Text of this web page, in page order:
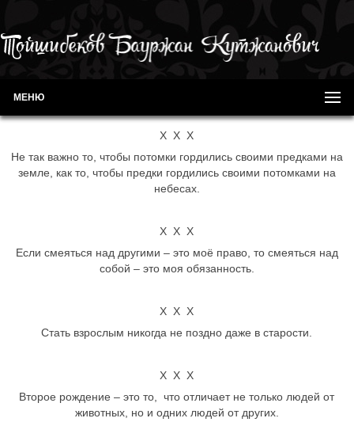
МЕНЮ
Х Х Х
Не так важно то, чтобы потомки гордились своими предками на
земле, как то, чтобы предки гордились своими потомками на
небесах.
Х Х Х
Если смеяться над другими – это моё право, то смеяться над
собой – это моя обязанность.
Х Х Х
Стать взрослым никогда не поздно даже в старости.
Х Х Х
Второе рождение – это то, что отличает не только людей от
животных, но и одних людей от других.